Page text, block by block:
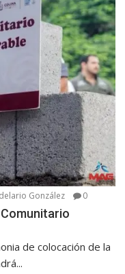
González 0
de colocación de la